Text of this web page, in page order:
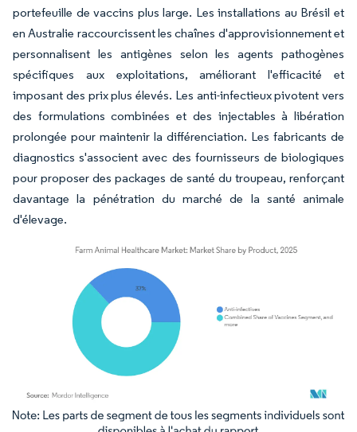
portefeuille de vaccins plus large. Les installations au Brésil et
en Australie raccourcissent les chaînes d'approvisionnement et
personnalisent les antigènes selon les agents pathogènes
spécifiques aux exploitations, améliorant l'efficacité et
imposant des prix plus élevés. Les anti-infectieux pivotent vers
des formulations combinées et des injectables à libération
prolongée pour maintenir la différenciation. Les fabricants de
diagnostics s'associent avec des fournisseurs de biologiques
pour proposer des packages de santé du troupeau, renforçant
davantage la pénétration du marché de la santé animale
d'élevage.
Image © Mordor Intelligence. La réutilisation nécessite une attribution sous CC BY